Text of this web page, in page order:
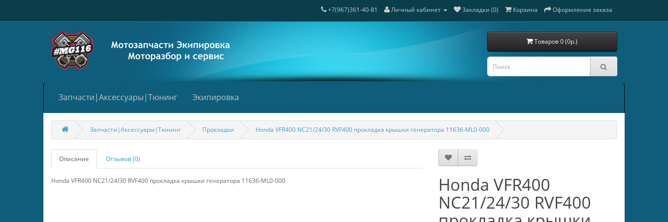
+7(967)361-40-81 Личный кабинет Закладки (0) Корзина Оформление заказа
Товаров 0 (0р.)
Запчасти|Аксессуары|Тюнинг Экипировка
Запчасти|Аксессуары|Тюнинг Прокладки Honda VFR400 NC21/24/30 RVF400 прокладка крышки генератора 11636-ML0-000
Описание Отзывов (0)
Honda VFR400 NC21/24/30 RVF400 прокладка крышки генератора 11636-ML0-000
Honda VFR400
NC21/24/30 RVF400